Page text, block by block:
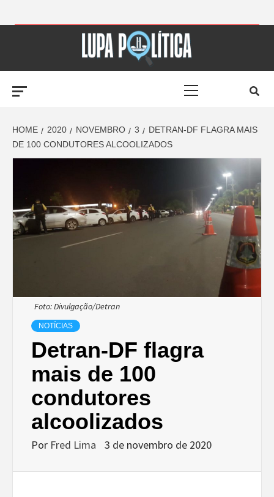
LUPA
POLÍTICA –
AMPLIANDO A
NOTÍCIA
HOME 2020 NOVEMBRO 3
DETRAN-DF FLAGRA MAIS
DE 100 CONDUTORES ALCOOLIZADOS
Foto: Divulgação/Detran
NOTÍCIAS
Detran-DF flagra
mais de 100
condutores
alcoolizados
Por Fred Lima 3 de novembro de 2020